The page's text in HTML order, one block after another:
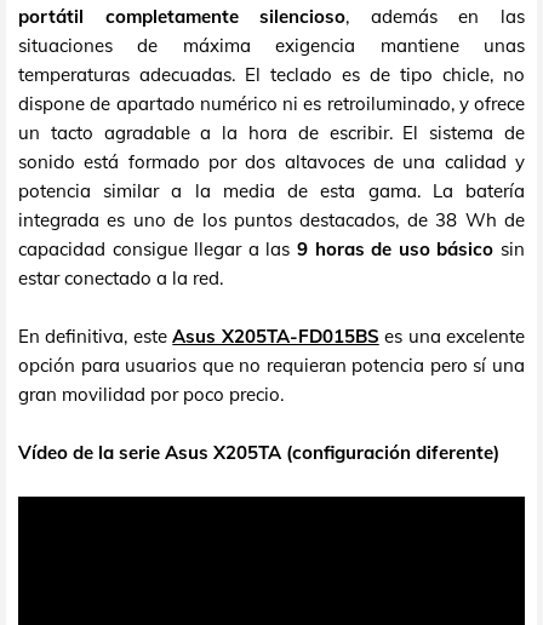
portátil completamente silencioso, además en las
situaciones de máxima exigencia mantiene unas
temperaturas adecuadas. El teclado es de tipo chicle, no
dispone de apartado numérico ni es retroiluminado, y ofrece
un tacto agradable a la hora de escribir. El sistema de
sonido está formado por dos altavoces de una calidad y
potencia similar a la media de esta gama. La batería
integrada es uno de los puntos destacados, de 38 Wh de
capacidad consigue llegar a las 9 horas de uso básico sin
estar conectado a la red.
En definitiva, esteAsus X205TA-FD015BS es una excelente
opción para usuarios que no requieran potencia pero sí una
gran movilidad por poco precio.
Vídeo de la serie Asus X205TA (configuración diferente)